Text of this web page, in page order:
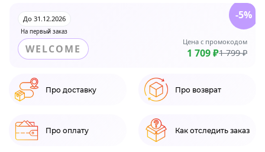
На первый заказ
До 31.12.2026
WELCOME
Цена с промокодом
1 709 ₽1 799 ₽
-5%
Про доставку Про возврат
Про оплату Как отследить заказ